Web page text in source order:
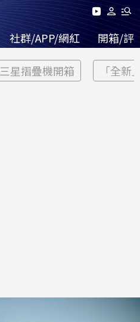
社群/APP/網紅 開箱/評
三星摺疊機開箱 「全新